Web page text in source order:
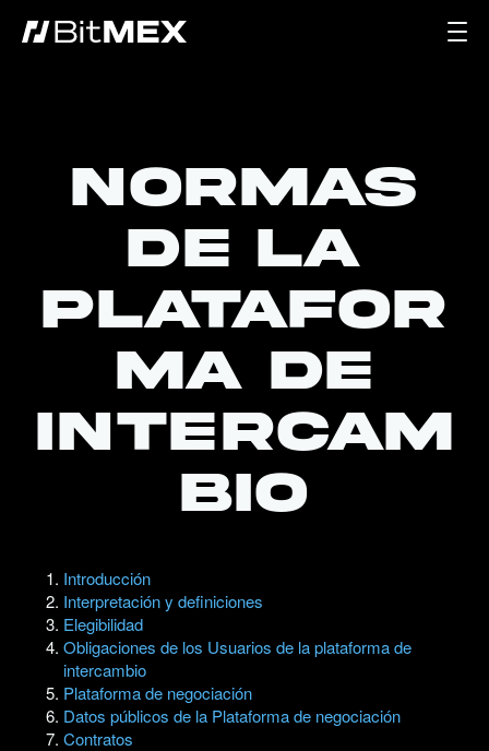
Normas
de la
platafor
ma de
intercam
bio
Introducción
Interpretación y definiciones
Elegibilidad
Obligaciones de los Usuarios de la plataforma de
intercambio
Plataforma de negociación
Datos públicos de la Plataforma de negociación
Contratos